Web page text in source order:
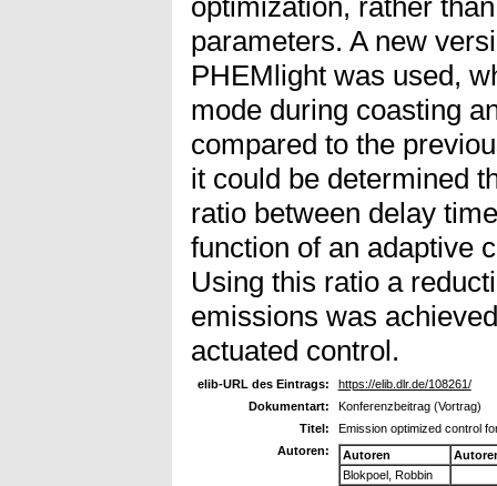
optimization, rather
parameters. A new
PHEMlight was used,
mode during coasting
compared to the
it could be determined
ratio between delay
function of an adaptive
Using this ratio a
emissions was
actuated control.
elib-URL des Eintrags:
https://elib.dlr.de/108261/
Dokumentart:
Konferenzbeitrag (Vortrag)
Titel:
Emission optimized control
Autoren:
Autoren
Blokpoel, Robbin